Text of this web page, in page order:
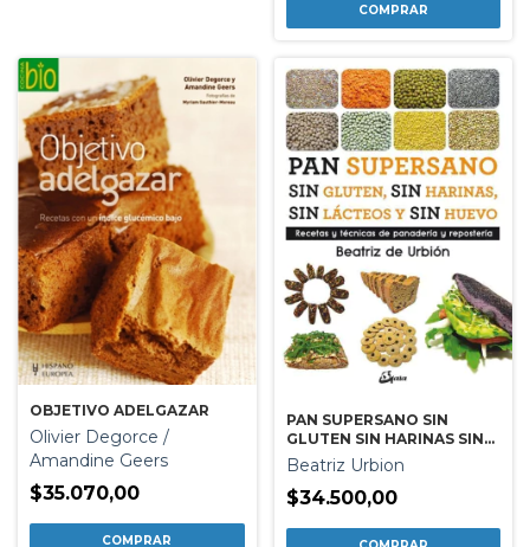
OBJETIVO ADELGAZAR
Olivier Degorce /
Amandine Geers
$35.070,00
PAN SUPERSANO SIN
GLUTEN SIN HARINAS SIN
LACTEOS Y SIN HUEVO
Beatriz Urbion
$34.500,00